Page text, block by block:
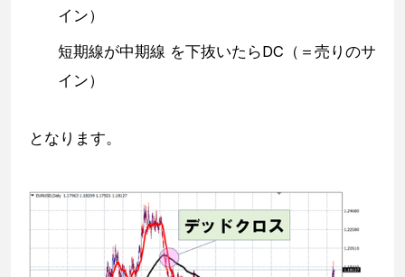
イン）
短期線が中期線 を下抜いたらDC（＝売りのサ
イン）
となります。